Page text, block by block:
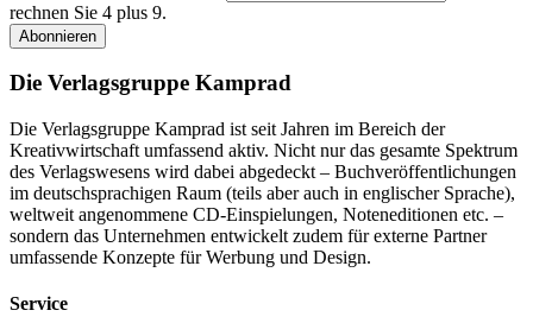
rechnen Sie 4 plus 9.
Abonnieren
Die Verlagsgruppe Kamprad
Die Verlagsgruppe Kamprad ist seit Jahren im Bereich der
Kreativwirtschaft umfassend aktiv. Nicht nur das gesamte Spektrum
des Verlagswesens wird dabei abgedeckt – Buchveröffentlichungen
im deutschsprachigen Raum (teils aber auch in englischer Sprache),
weltweit angenommene CD-Einspielungen, Noteneditionen etc. –
sondern das Unternehmen entwickelt zudem für externe Partner
umfassende Konzepte für Werbung und Design.
Service